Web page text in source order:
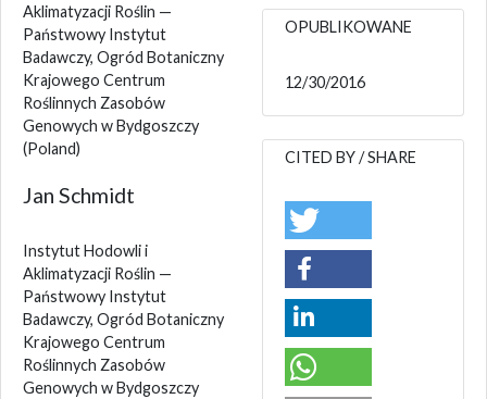
Aklimatyzacji Roślin —
Państwowy Instytut
Badawczy, Ogród Botaniczny
Krajowego Centrum
Roślinnych Zasobów
Genowych w Bydgoszczy
(Poland)
Jan Schmidt
Instytut Hodowli i
Aklimatyzacji Roślin —
Państwowy Instytut
Badawczy, Ogród Botaniczny
Krajowego Centrum
Roślinnych Zasobów
Genowych w Bydgoszczy
OPUBLIKOWANE
12/30/2016
CITED BY / SHARE